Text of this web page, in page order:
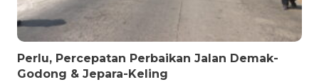
Perlu, Percepatan Perbaikan Jalan Demak-
Godong & Jepara-Keling